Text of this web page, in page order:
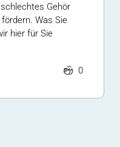
Gehör
Was Sie
hier für Sie
0